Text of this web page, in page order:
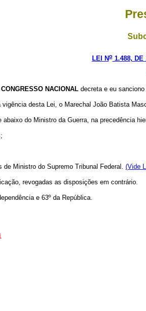
LEI No1.488, DE
CONGRESSO NACIONAL decreta e eu
desta Lei, o Marechal João Batista
do Ministro da Guerra, na precedência
Ministro do Supremo Tribunal Federal. (Vide
revogadas as disposições em contrário.
e 63º da República.